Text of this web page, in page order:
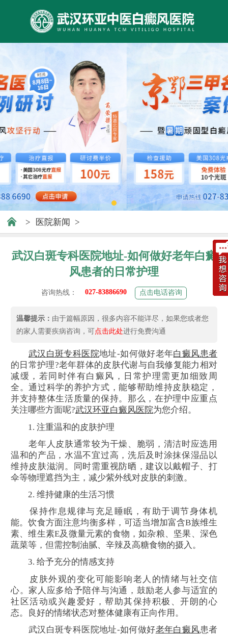
> 医院新闻 >
武汉白斑专科医院地址-如何做好老年白癜
风患者的日常护理
咨询热线： 027-83886690 点击电话咨询
温馨提示： 由于篇幅原因，很多内容不能详尽，如果您或者您
的家人需要疾病咨询，可点击此处进行免费沟通
武汉白斑专科医院地址-如何做好老年白癜风患者
的日常护理?老年群体的皮肤代谢与自我修复能力相对
减缓，若同时伴有白癜风，日常护理需更加细致周
全。通过科学的养护方式，能够帮助维持皮肤稳定，
并支持整体生活质量的保持。那么，在护理中应重点
关注哪些方面呢?武汉环亚白癜风医院为您介绍。
1. 注重温和的皮肤护理
老年人皮肤通常较为干燥、脆弱，清洁时应选用
温和的产品，水温不宜过高，洗后及时涂抹保湿品以
维持皮肤滋润。同时需重视防晒，建议以戴帽子、打
伞等物理遮挡为主，减少紫外线对皮肤的刺激。
2. 维持健康的生活习惯
保持作息规律与充足睡眠，有助于调节身体机
能。饮食方面注意均衡多样，可适当增加富含B族维生
素、维生素E及微量元素的食物，如杂粮、坚果、深色
蔬菜等，但需控制油腻、辛辣及高糖食物的摄入。
3. 给予充分的情感支持
皮肤外观的变化可能影响老人的情绪与社交信
心。家人应多给予陪伴与沟通，鼓励老人参与适宜的
社区活动或兴趣爱好，帮助其保持积极、开朗的心
态。良好的情绪状态对整体健康有正向作用。
武汉白斑专科医院地址-如何做好老年白癜风患者